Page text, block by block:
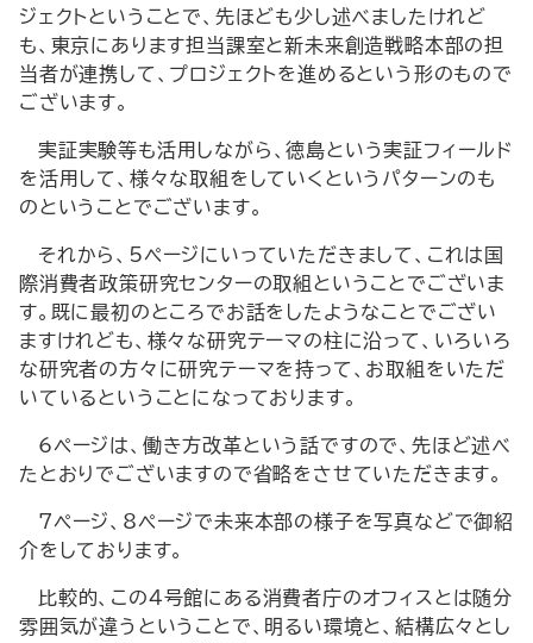
ジェクトということで、先ほども少し述べましたけれど
も、東京にあります担当課室と新未来創造戦略本部の担
当者が連携して、プロジェクトを進めるという形のもので
ございます。
実証実験等も活用しながら、徳島という実証フィールド
を活用して、様々な取組をしていくというパターンのも
のということでございます。
それから、5ページにいっていただきまして、これは国
際消費者政策研究センターの取組ということでございま
す。既に最初のところでお話をしたようなことでござい
ますけれども、様々な研究テーマの柱に沿って、いろいろ
な研究者の方々に研究テーマを持って、お取組をいただ
いているということになっております。
6ページは、働き方改革という話ですので、先ほど述べ
たとおりでございますので省略をさせていただきます。
7ページ、8ページで未来本部の様子を写真などで御紹
介をしております。
比較的、この4号館にある消費者庁のオフィスとは随分
雰囲気が違うということで、明るい環境と、結構広々とし